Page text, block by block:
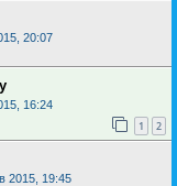
20:07
16:24
1 2
2015, 19:45